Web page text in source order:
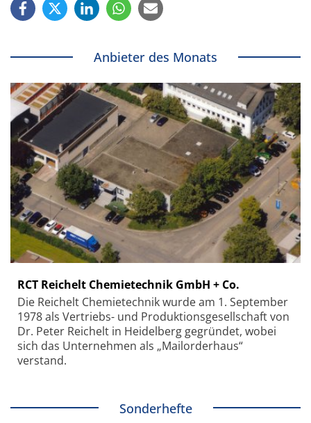
Anbieter des Monats
RCT Reichelt Chemietechnik GmbH + Co.
Die Reichelt Chemietechnik wurde am 1. September
1978 als Vertriebs- und Produktionsgesellschaft von
Dr. Peter Reichelt in Heidelberg gegründet, wobei
sich das Unternehmen als „Mailorderhaus“
verstand.
Sonderhefte